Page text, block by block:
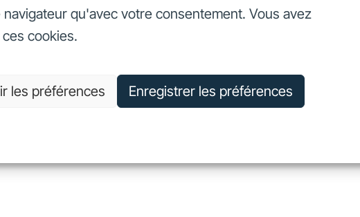
qu'avec votre consentement. Vous avez
cookies.
les préférences Enregistrer les préférences
engagements
Nous connaître